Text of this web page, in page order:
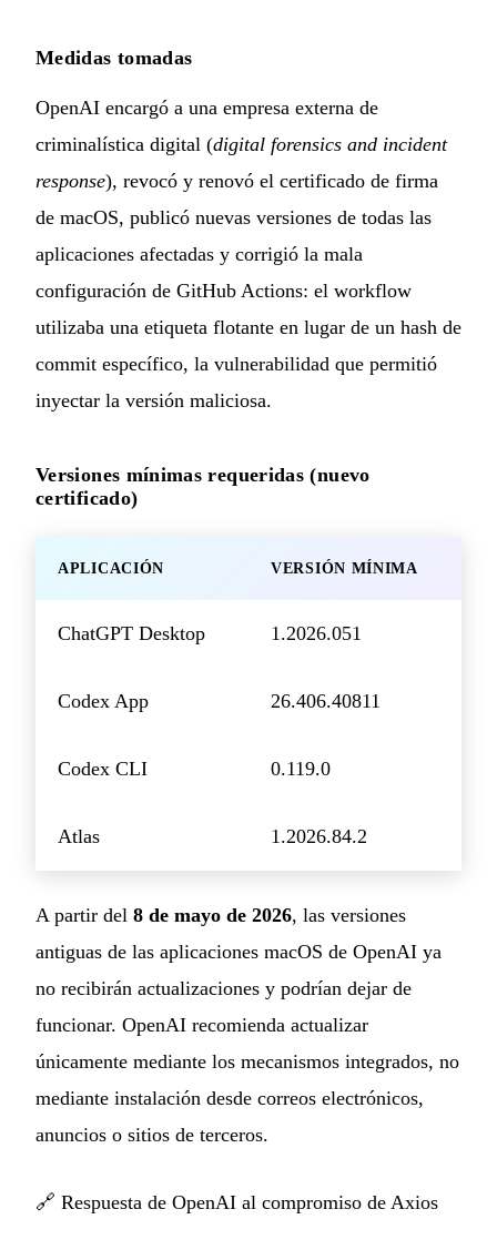
Medidas tomadas
OpenAI encargó a una empresa externa de
criminalística digital (digital forensics and incident
response), revocó y renovó el certificado de firma
de macOS, publicó nuevas versiones de todas las
aplicaciones afectadas y corrigió la mala
configuración de GitHub Actions: el workflow
utilizaba una etiqueta flotante en lugar de un hash de
commit específico, la vulnerabilidad que permitió
inyectar la versión maliciosa.
Versiones mínimas requeridas (nuevo
certificado)
APLICACIÓN VERSIÓN MÍNIMA
ChatGPT Desktop 1.2026.051
Codex App 26.406.40811
Codex CLI 0.119.0
Atlas 1.2026.84.2
A partir del 8 de mayo de 2026, las versiones
antiguas de las aplicaciones macOS de OpenAI ya
no recibirán actualizaciones y podrían dejar de
funcionar. OpenAI recomienda actualizar
únicamente mediante los mecanismos integrados, no
mediante instalación desde correos electrónicos,
anuncios o sitios de terceros.
🔗 Respuesta de OpenAI al compromiso de Axios